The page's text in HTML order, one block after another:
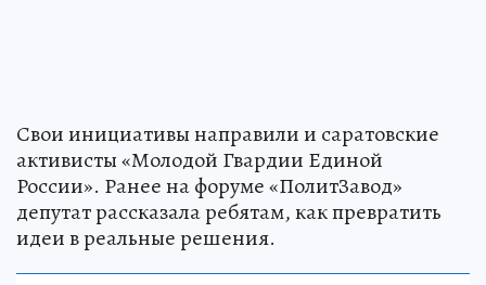
Свои инициативы направили и саратовские
активисты «Молодой Гвардии Единой
России». Ранее на форуме «ПолитЗавод»
депутат рассказала ребятам, как превратить
идеи в реальные решения.